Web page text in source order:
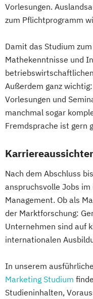
Vorlesungen.
zum Pflichtprogramm
Damit das Studium
Mathekenntnisse und
Außerdem ganz
Vorlesungen und
manchmal sogar
Fremdsprache ist gern
Nach dem Abschluss
anspruchsvolle Jobs
Management. Ob als
der Marktforschung:
Unternehmen sind auf
internationalen
In unserem
Marketing Studium
Studieninhalten,